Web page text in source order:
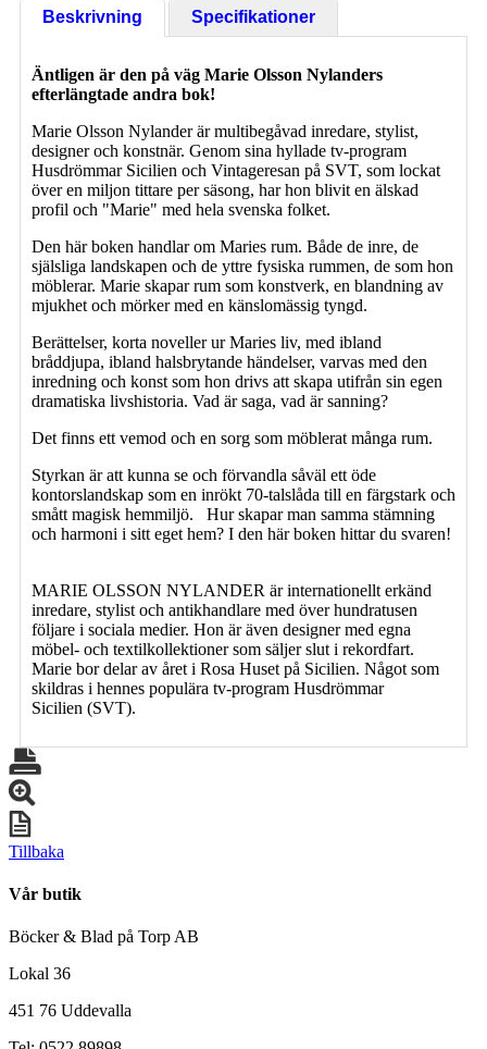
Beskrivning
Specifikationer
Äntligen är den på väg Marie Olsson Nylanders
efterlängtade andra bok!
Marie Olsson Nylander är multibegåvad inredare, stylist,
designer och konstnär. Genom sina hyllade tv-program
Husdrömmar Sicilien och Vintageresan på SVT, som lockat
över en miljon tittare per säsong, har hon blivit en älskad
profil och "Marie" med hela svenska folket.
Den här boken handlar om Maries rum. Både de inre, de
själsliga landskapen och de yttre fysiska rummen, de som hon
möblerar. Marie skapar rum som konstverk, en blandning av
mjukhet och mörker med en känslomässig tyngd.
Berättelser, korta noveller ur Maries liv, med ibland
bråddjupa, ibland halsbrytande händelser, varvas med den
inredning och konst som hon drivs att skapa utifrån sin egen
dramatiska livshistoria. Vad är saga, vad är sanning?
Det finns ett vemod och en sorg som möblerat många rum.
Styrkan är att kunna se och förvandla såväl ett öde
kontorslandskap som en inrökt 70-talslåda till en färgstark och
smått magisk hemmiljö. Hur skapar man samma stämning
och harmoni i sitt eget hem? I den här boken hittar du svaren!
MARIE OLSSON NYLANDER är internationellt erkänd
inredare, stylist och antikhandlare med över hundratusen
följare i sociala medier. Hon är även designer med egna
möbel- och textilkollektioner som säljer slut i rekordfart.
Marie bor delar av året i Rosa Huset på Sicilien. Något som
skildras i hennes populära tv-program Husdrömmar
Sicilien (SVT).
Tillbaka
Vår butik
Böcker & Blad på Torp AB
Lokal 36
451 76 Uddevalla